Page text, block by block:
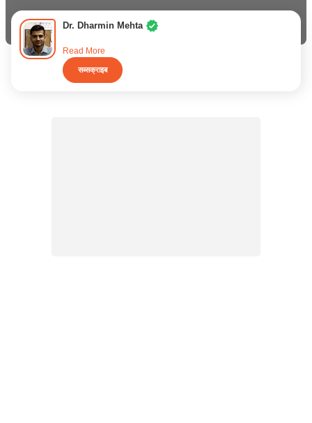
Dr. Dharmin Mehta
Read More
सब्सक्राइब